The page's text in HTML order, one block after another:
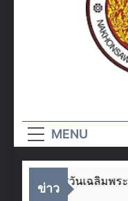
MENU
ข่าว
งในโอกาสวันเฉลิมพระ